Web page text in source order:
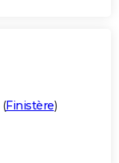
(Finistère)